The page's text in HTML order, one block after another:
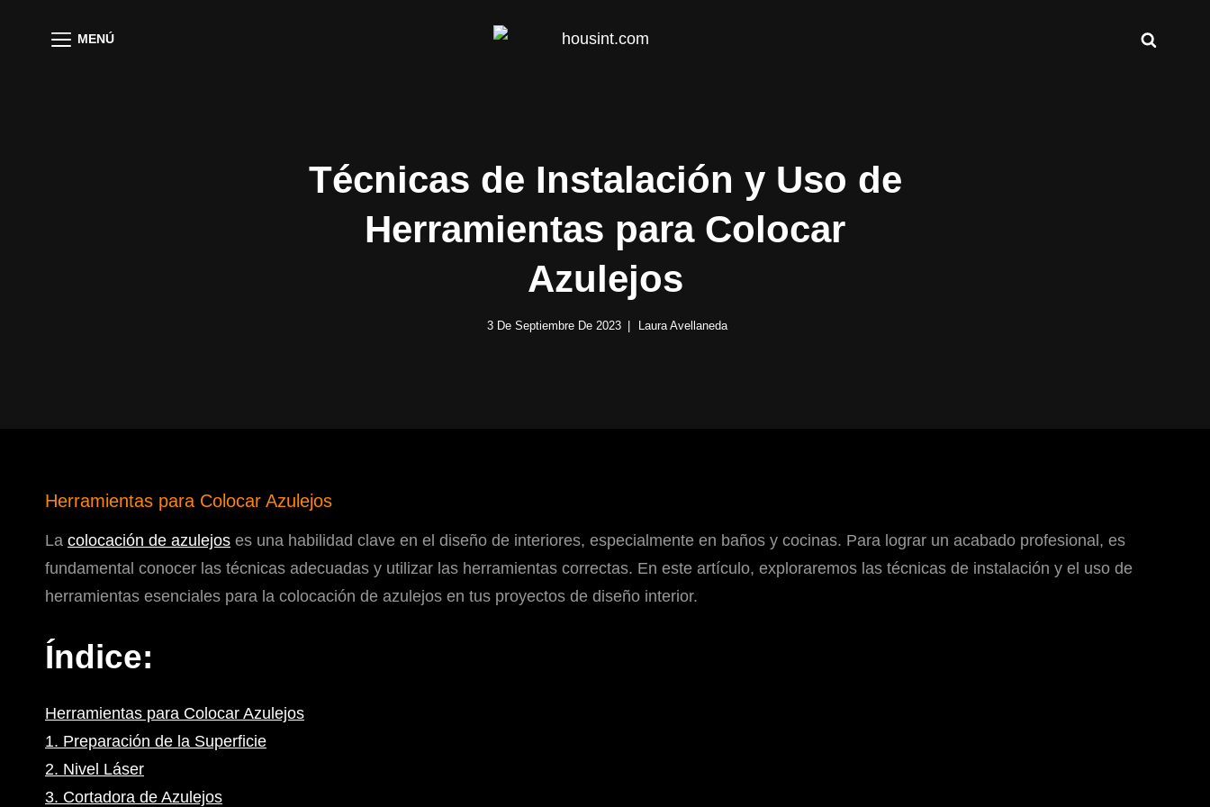
MENÚ
Técnicas de Instalación y Uso de
Herramientas para Colocar
Azulejos
3 De Septiembre De 2023 Laura Avellaneda
Herramientas para Colocar Azulejos
La colocación de azulejos es una habilidad clave en el diseño de interiores, especialmente en baños y cocinas. Para lograr un acabado profesional, es
fundamental conocer las técnicas adecuadas y utilizar las herramientas correctas. En este artículo, exploraremos las técnicas de instalación y el uso de
herramientas esenciales para la colocación de azulejos en tus proyectos de diseño interior.
Índice:
Herramientas para Colocar Azulejos
1. Preparación de la Superficie
2. Nivel Láser
3. Cortadora de Azulejos